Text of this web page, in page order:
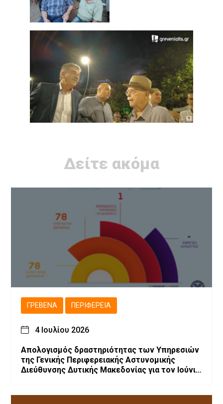
Δείτε ακόμα
ΓΡΕΒΕΝΆ ΠΕΡΙΦΈΡΕΙΑ
4 Ιουλίου 2026
Απολογισμός δραστηριότητας των Υπηρεσιών
της Γενικής Περιφερειακής Αστυνομικής
Διεύθυνσης Δυτικής Μακεδονίας για τον Ιούνιο